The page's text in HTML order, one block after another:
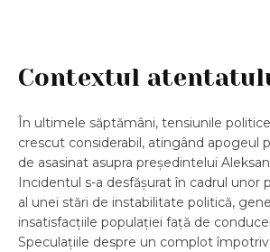
Contextul
În ultimele săptămâni, tensiunile
crescut considerabil, atingând apogeul
de asasinat asupra președintelui
Incidentul s-a desfășurat în cadrul unor
al unei stări de instabilitate politică,
insatisfacțiile populației față de
Speculațiile despre un complot